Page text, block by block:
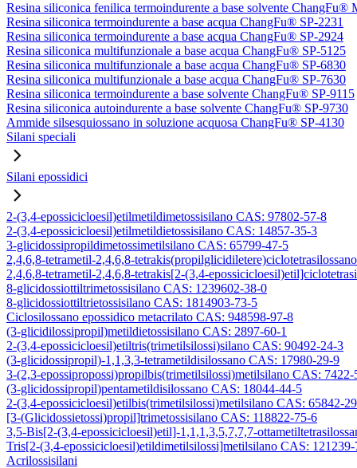
Resina siliconica fenilica termoindurente a base solvente ChangFu®
Resina siliconica termoindurente a base acqua ChangFu® SP-2231
Resina siliconica termoindurente a base acqua ChangFu® SP-2924
Resina siliconica multifunzionale a base acqua ChangFu® SP-5125
Resina siliconica multifunzionale a base acqua ChangFu® SP-6830
Resina siliconica multifunzionale a base acqua ChangFu® SP-7630
Resina siliconica termoindurente a base solvente ChangFu® SP-9115
Resina siliconica autoindurente a base solvente ChangFu® SP-9730
Ammide silsesquiossano in soluzione acquosa ChangFu® SP-4130
Silani speciali
Silani epossidici
2-(3,4-epossicicloesil)etilmetildimetossisilano CAS: 97802-57-8
2-(3,4-epossicicloesil)etilmetildietossisilano CAS: 14857-35-3
3-glicidossipropildimetossimetilsilano CAS: 65799-47-5
2,4,6,8-tetrametil-2,4,6,8-
2,4,6,8-tetrametil-2,4,6,8-tetrakis[2-(3,4-
8-glicidossiottiltrimetossisilano CAS: 1239602-38-0
8-glicidossiottiltrietossisilano CAS: 1814903-73-5
Ciclosilossano epossidico metacrilato CAS: 948598-97-8
(3-glicidilossipropil)metildietossisilano CAS: 2897-60-1
2-(3,4-epossicicloesil)etiltris(trimetilsilossi)silano CAS: 90492-24-3
(3-glicidossipropil)-1,1,3,3-tetrametildisilossano CAS: 17980-29-9
3-(2,3-epossipropossi)propilbis(trimetilsilossi)metilsilano CAS: 7422-
(3-glicidossipropil)pentametildisilossano CAS: 18044-44-5
2-(3,4-epossicicloesil)etilbis(trimetilsilossi)metilsilano CAS: 65842-
[3-(Glicidossietossi)propil]trimetossisilano CAS: 118822-75-6
3,5-Bis[2-(3,4-epossicicloesil)etil]-1,1,1,3,5,7,7,7-
Tris[2-(3,4-epossicicloesil)etildimetilsilossi]metilsilano CAS: 121239-
Acrilossisilani